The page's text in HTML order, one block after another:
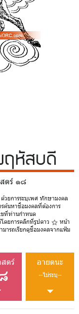
ฤหัสบดี
ตร์ ๑๘
วยการระบุเพศ ทักษามงคล
รค้นหาชื่อมงคลที่ต้องการ
ขที่ท่านกำหนด
ดยการคลิกที่รูปดาว
หน้า
ารถเรียกดูชื่อมงคลจากแฟ้ม
สตร์ อายตนะ
--ไม่ระบุ--